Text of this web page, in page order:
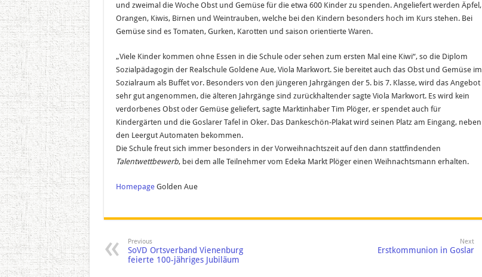
und zweimal die Woche Obst und Gemüse für die etwa 600 Kinder zu spenden. Angeliefert werden Äpfel,
Orangen, Kiwis, Birnen und Weintrauben, welche bei den Kindern besonders hoch im Kurs stehen. Bei
Gemüse sind es Tomaten, Gurken, Karotten und saison orientierte Waren.
„Viele Kinder kommen ohne Essen in die Schule oder sehen zum ersten Mal eine Kiwi“, so die Diplom
Sozialpädagogin der Realschule Goldene Aue, Viola Markwort. Sie bereitet auch das Obst und Gemüse im
Sozialraum als Buffet vor. Besonders von den jüngeren Jahrgängen der 5. bis 7. Klasse, wird das Angebot
sehr gut angenommen, die älteren Jahrgänge sind zurückhaltender sagte Viola Markwort. Es wird kein
verdorbenes Obst oder Gemüse geliefert, sagte Marktinhaber Tim Plöger, er spendet auch für
Kindergärten und die Goslarer Tafel in Oker. Das Dankeschön-Plakat wird seinen Platz am Eingang, neben
den Leergut Automaten bekommen.
Die Schule freut sich immer besonders in der Vorweihnachtszeit auf den dann stattfindenden
Talentwettbewerb, bei dem alle Teilnehmer vom Edeka Markt Plöger einen Weihnachtsmann erhalten.
HomepageGolden Aue
Previous
SoVD Ortsverband Vienenburg
feierte 100-jähriges Jubiläum
Next
Erstkommunion in Goslar